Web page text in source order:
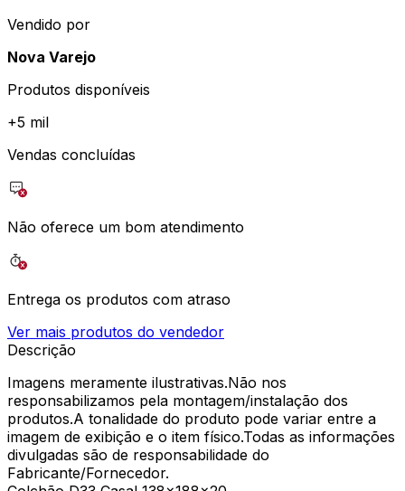
Vendido por
Nova Varejo
Produtos disponíveis
+5 mil
Vendas concluídas
Não oferece um bom atendimento
Entrega os produtos com atraso
Ver mais produtos do vendedor
Descrição
Imagens meramente ilustrativas.Não nos
responsabilizamos pela montagem/instalação dos
produtos.A tonalidade do produto pode variar entre a
imagem de exibição e o item físico.Todas as informações
divulgadas são de responsabilidade do
Fabricante/Fornecedor.